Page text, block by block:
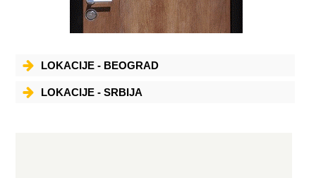
LOKACIJE - BEOGRAD
LOKACIJE - SRBIJA